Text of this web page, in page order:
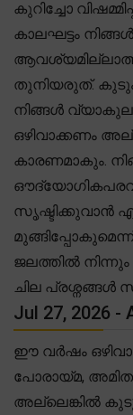
കുറിച്ചോ
കാലഘട്ടം
തുനിയരുത്.
നിങ്ങൾ
ഒഴിവാക്കണം
കാരണമാകും.
സൃഷ്ടിക്കുവാൻ
ജലത്തിൽ
ചില പ്രശ്നങ്ങൾ
Jul 27, 2026 -
ഈ വർഷം
പോരായ്മ,
അല്ലെങ്കിൽ